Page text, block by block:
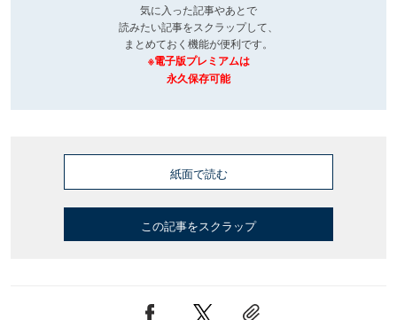
気に入った記事やあとで
読みたい記事をスクラップして、
まとめておく機能が便利です。
※電子版プレミアムは
永久保存可能
紙面で読む
この記事をスクラップ